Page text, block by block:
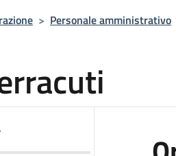
> Personale amministrativo